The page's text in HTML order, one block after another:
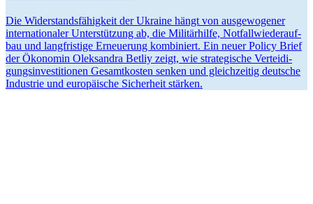
Die Wider­stands­fä­hig­keit der Ukraine hängt von aus­ge­wo­ge­ner
inter­na­tio­na­ler Unter­stüt­zung ab, die Mili­tär­hilfe, Not­fall­wie­der­auf­
bau und lang­fris­tige Erneue­rung kom­bi­niert. Ein neuer Policy Brief
der Öko­no­min Olek­san­dra Betliy zeigt, wie stra­te­gi­sche Ver­tei­di­
gungs­in­ves­ti­tio­nen Gesamt­kos­ten senken und gleich­zei­tig deut­sche
Indus­trie und euro­päi­sche Sicher­heit stärken.